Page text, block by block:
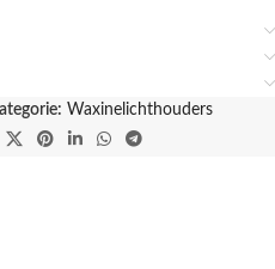
Waxinelichthouders